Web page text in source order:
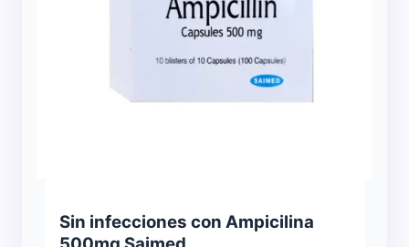
Sin infecciones con Ampicilina